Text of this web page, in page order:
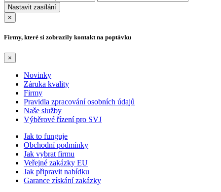
×
Firmy, které si zobrazily kontakt na poptávku
×
Novinky
Záruka kvality
Firmy
Pravidla zpracování osobních údajů
Naše služby
Výběrové řízení pro SVJ
Jak to funguje
Obchodní podmínky
Jak vybrat firmu
Veřejné zakázky EU
Jak připravit nabídku
Garance získání zakázky